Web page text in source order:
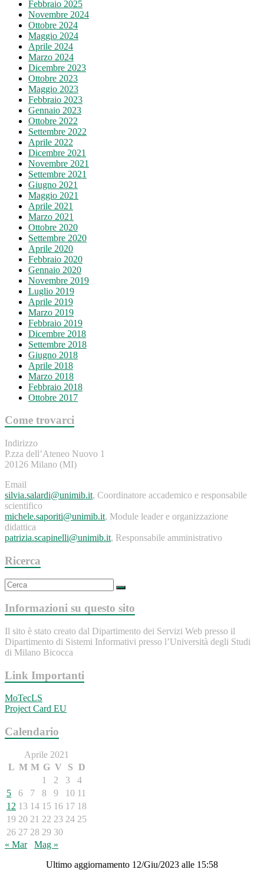
Febbraio 2025
Novembre 2024
Ottobre 2024
Maggio 2024
Aprile 2024
Marzo 2024
Dicembre 2023
Ottobre 2023
Maggio 2023
Febbraio 2023
Gennaio 2023
Ottobre 2022
Settembre 2022
Aprile 2022
Dicembre 2021
Novembre 2021
Settembre 2021
Giugno 2021
Maggio 2021
Aprile 2021
Marzo 2021
Ottobre 2020
Settembre 2020
Aprile 2020
Febbraio 2020
Gennaio 2020
Novembre 2019
Luglio 2019
Aprile 2019
Marzo 2019
Febbraio 2019
Dicembre 2018
Settembre 2018
Giugno 2018
Aprile 2018
Marzo 2018
Febbraio 2018
Ottobre 2017
Come trovarci
Indirizzo
P.zza dell’Ateneo Nuovo 1
20126 Milano (MI)
Email
silvia.salardi@unimib.it, Coordinatore accademico e responsabile
scientifico
michele.saporiti@unimib.it, Module leader e organizzazione
didattica
patrizia.scapinelli@unimib.it, Responsabile amministrativo
Ricerca
Informazioni su questo sito
Il sito è stato creato dal Dipartimento dei Servizi Web presso il
Dipartimento di Sistemi Informativi presso l’Università degli Studi
di Milano Bicocca
Link Importanti
MoTecLS
Project Card EU
Calendario
Aprile 2021
L M M G V S D
1
2 3
4
5
6 7 8 9 10 11
12 13 14 15 16 17 18
19 20 21 22 23 24 25
26 27 28 29 30
« Mar
Mag »
Ultimo aggiornamento 12/Giu/2023 alle 15:58